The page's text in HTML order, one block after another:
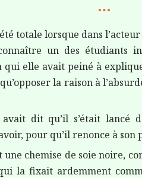
totale lorsque dans
un des étudiants
qui elle avait peiné à
la raison à
dit qu’il s’était lancé
pour qu’il renonce à
une chemise de soie noire,
la fixait ardemment